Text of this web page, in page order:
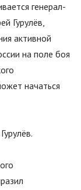
генерал-
Гурулёв,
активной
на поле боя
начаться